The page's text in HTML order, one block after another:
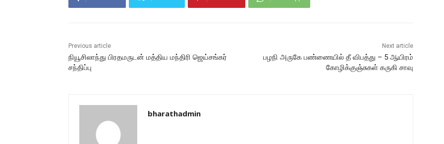
Previous article
நியூசிலாந்து பிரதமருடன் மத்திய மந்திரி ஜெய்சங்கர்
சந்திப்பு
Next article
பழநி அருகே பண்ணையில் தீ விபத்து – 5 ஆயிரம்
கோழிக்குஞ்சுகள் கருகி சாவு
bharathadmin